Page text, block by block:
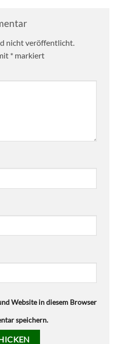
nicht veröffentlicht.
* markiert
Website in diesem Browser
speichern.